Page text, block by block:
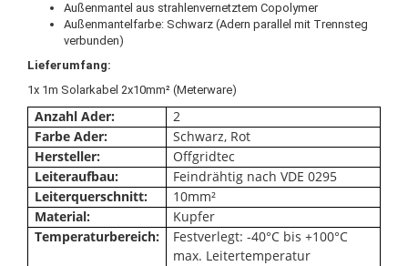
Außenmantel aus strahlenvernetztem Copolymer
Außenmantelfarbe: Schwarz (Adern parallel mit Trennsteg
verbunden)
Lieferumfang:
1x 1m Solarkabel 2x10mm² (Meterware)
Anzahl Ader:
2
Farbe Ader:
Schwarz, Rot
Hersteller:
Offgridtec
Leiteraufbau:
Feindrähtig nach VDE 0295
Leiterquerschnitt:
10mm²
Material:
Kupfer
Temperaturbereich:
Festverlegt: -40°C bis +100°C
max. Leitertemperatur